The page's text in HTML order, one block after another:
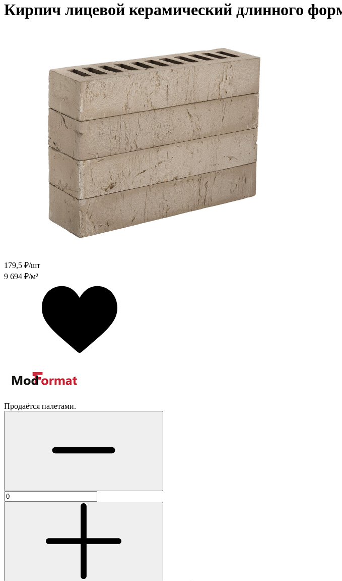
Кирпич лицевой керамический длинного
179,5 ₽/шт
9 694 ₽/м²
Продаётся палетами.